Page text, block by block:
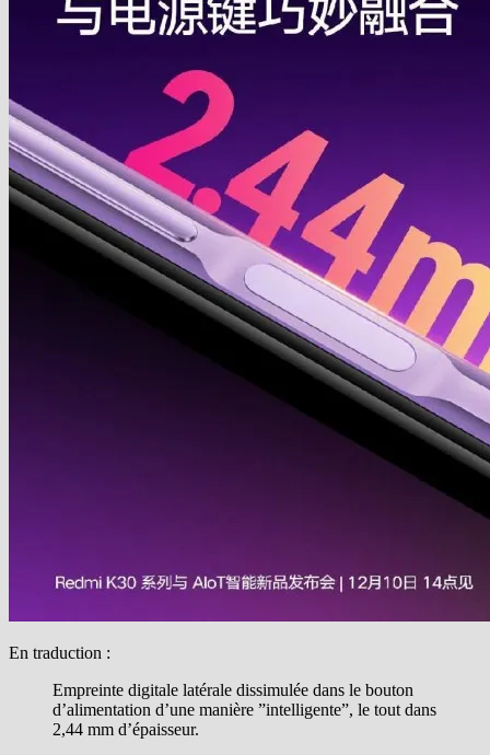
En traduction :
Empreinte digitale latérale dissimulée dans le bouton
d’alimentation d’une manière ”intelligente”, le tout dans
2,44 mm d’épaisseur.